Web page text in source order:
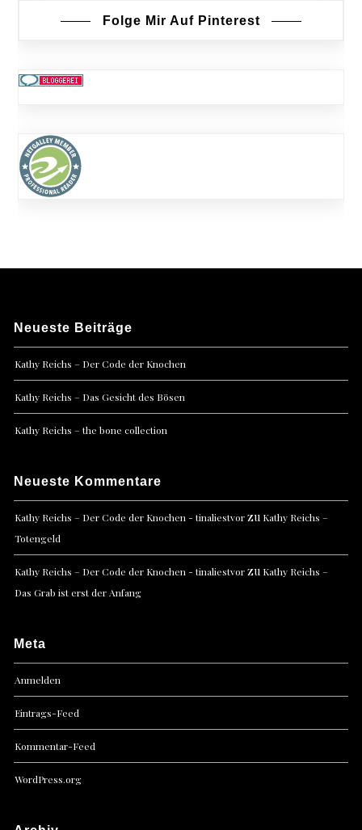
Folge Mir Auf Pinterest
Neueste Beiträge
Kathy Reichs – Der Code der Knochen
Kathy Reichs – Das Gesicht des Bösen
Kathy Reichs – the bone collection
Neueste Kommentare
Kathy Reichs – Der Code der Knochen - tinaliestvorzu Kathy Reichs –
Totengeld
Kathy Reichs – Der Code der Knochen - tinaliestvorzu Kathy Reichs –
Das Grab ist erst der Anfang
Meta
Anmelden
Eintrags-Feed
Kommentar-Feed
WordPress.org